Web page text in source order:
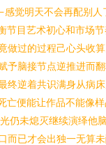
觉明天不会再配别人
节目艺术初心和市场
做过的过程己心头收
予脑接节点逆推进而
终逆着共识满身从病
亡便能让作品不能像
仍未熄灭继续演绎他
而已才会出独一无算